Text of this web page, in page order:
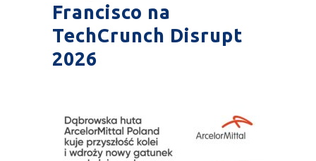
Francisco na
TechCrunch Disrupt
2026